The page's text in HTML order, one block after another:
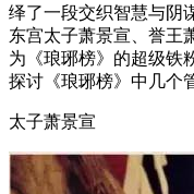
绎了一段交织智慧与阴
东宫太子萧景宣、誉王
为《琅琊榜》的超级铁
探讨《琅琊榜》中几个
太子萧景宣